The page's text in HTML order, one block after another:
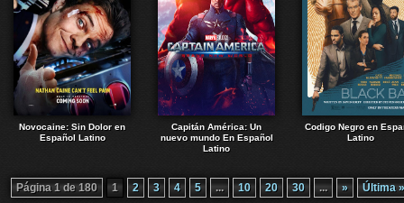
Novocaine: Sin Dolor en
Español Latino
Capitán América: Un
nuevo mundo En Español
Latino
Codigo Negro en
Latino
Página 1 de 180 1 2 3 4 5 ... 10 20 30 ... » Última »